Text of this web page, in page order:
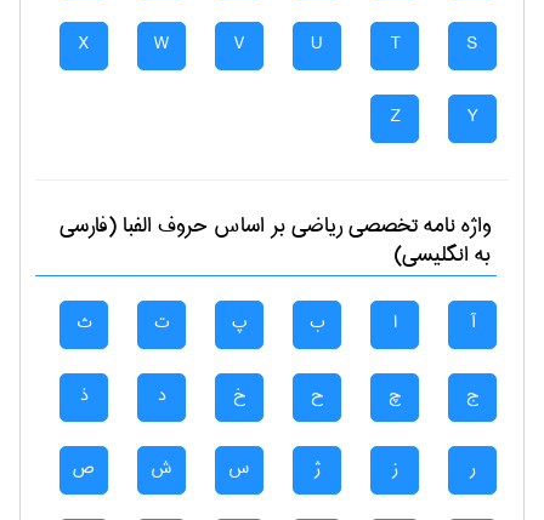
S
T
U
V
W
X
Y
Z
واژه نامه تخصصیرياضیبر اساس حروف الفبا (فارسی
به انگلیسی)
آ ا ب پ ت ث
ج چ ح خ د ذ
ر ز ژ س ش ص